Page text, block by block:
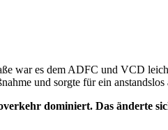
war es dem ADFC und VCD
und sorgte für ein
dominiert. Das änderte